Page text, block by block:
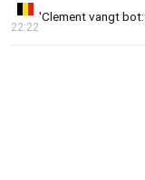
'Clement vangt
22:22